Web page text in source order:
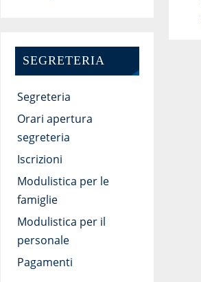
SEGRETERIA
Segreteria
Orari apertura
segreteria
Iscrizioni
Modulistica per le
famiglie
Modulistica per il
personale
Pagamenti